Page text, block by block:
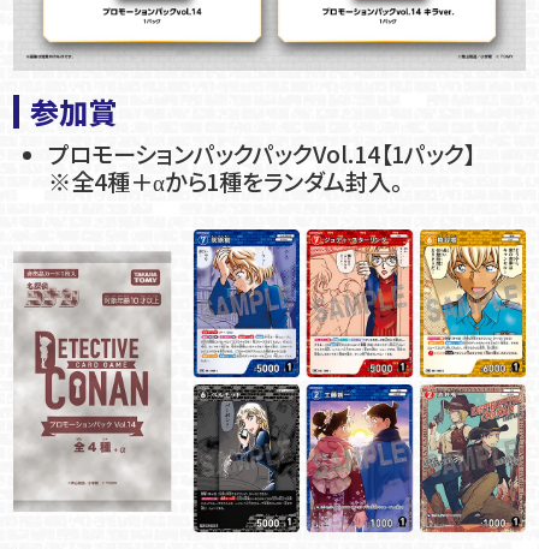
参加賞
プロモーションパックパックVol.14【1パック】
※全4種＋αから1種をランダム封入。